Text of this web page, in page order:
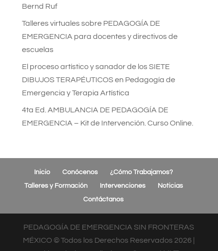
Bernd Ruf
Talleres virtuales sobre PEDAGOGÍA DE
EMERGENCIA para docentes y directivos de
escuelas
El proceso artístico y sanador de los SIETE
DIBUJOS TERAPÉUTICOS en Pedagogía de
Emergencia y Terapia Artística
4ta Ed. AMBULANCIA DE PEDAGOGÍA DE
EMERGENCIA – Kit de Intervención. Curso Online.
Inicio Conócenos
¿Cómo Trabajamos?
Talleres y Formación
Intervenciones
Noticias
Contáctanos
PEDAGOGÍA DE EMERGENCIA SIN FRONTERAS
MÉXICO © Todos los Derechos Reservados 2026 |